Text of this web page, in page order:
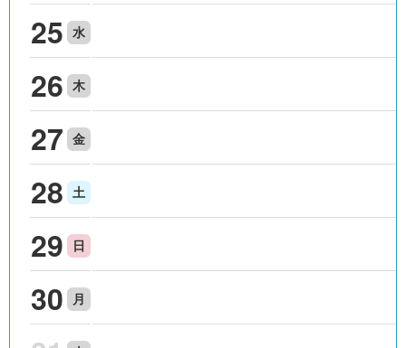
25 水
26 木
27 金
28 土
29 日
30 月